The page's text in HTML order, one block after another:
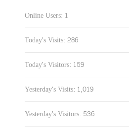
Online Users: 1
Today's Visits: 286
Today's Visitors: 159
Yesterday's Visits: 1,019
Yesterday's Visitors: 536